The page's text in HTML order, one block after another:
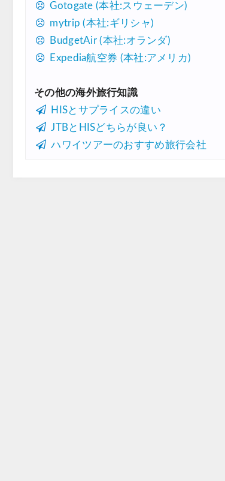
Gotogate (本社:スウェーデン)
mytrip (本社:ギリシャ)
BudgetAir (本社:オランダ)
Expedia航空券 (本社:アメリカ)
その他の海外旅行知識
HISとサプライスの違い
JTBとHISどちらが良い？
ハワイツアーのおすすめ旅行会社